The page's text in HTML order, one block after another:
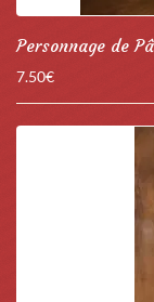
Personnage de
7.50€